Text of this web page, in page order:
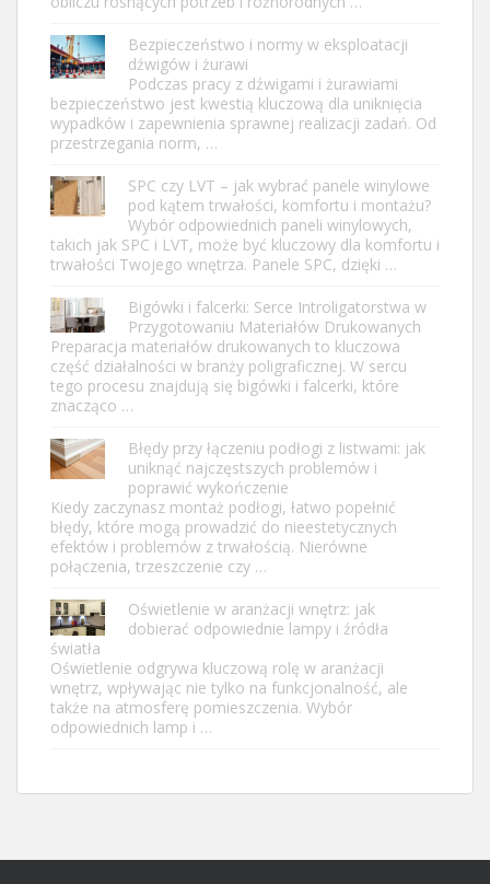
Bezpieczeństwo i normy w eksploatacji
dźwigów i żurawi
Podczas pracy z dźwigami i żurawiami
bezpieczeństwo jest kwestią kluczową dla uniknięcia
wypadków i zapewnienia sprawnej realizacji zadań. Od
przestrzegania norm, …
SPC czy LVT – jak wybrać panele winylowe
pod kątem trwałości, komfortu i montażu?
Wybór odpowiednich paneli winylowych,
takich jak SPC i LVT, może być kluczowy dla komfortu i
trwałości Twojego wnętrza. Panele SPC, dzięki …
Bigówki i falcerki: Serce Introligatorstwa w
Przygotowaniu Materiałów Drukowanych
Preparacja materiałów drukowanych to kluczowa
część działalności w branży poligraficznej. W sercu
tego procesu znajdują się bigówki i falcerki, które
znacząco …
Błędy przy łączeniu podłogi z listwami: jak
uniknąć najczęstszych problemów i
poprawić wykończenie
Kiedy zaczynasz montaż podłogi, łatwo popełnić
błędy, które mogą prowadzić do nieestetycznych
efektów i problemów z trwałością. Nierówne
połączenia, trzeszczenie czy …
Oświetlenie w aranżacji wnętrz: jak
dobierać odpowiednie lampy i źródła
światła
Oświetlenie odgrywa kluczową rolę w aranżacji
wnętrz, wpływając nie tylko na funkcjonalność, ale
także na atmosferę pomieszczenia. Wybór
odpowiednich lamp i …